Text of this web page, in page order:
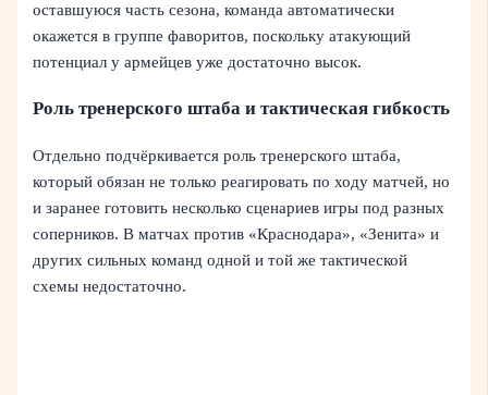
оставшуюся часть сезона, команда автоматически
окажется в группе фаворитов, поскольку атакующий
потенциал у армейцев уже достаточно высок.
Роль тренерского штаба и тактическая гибкость
Отдельно подчёркивается роль тренерского штаба,
который обязан не только реагировать по ходу матчей, но
и заранее готовить несколько сценариев игры под разных
соперников. В матчах против «Краснодара», «Зенита» и
других сильных команд одной и той же тактической
схемы недостаточно.